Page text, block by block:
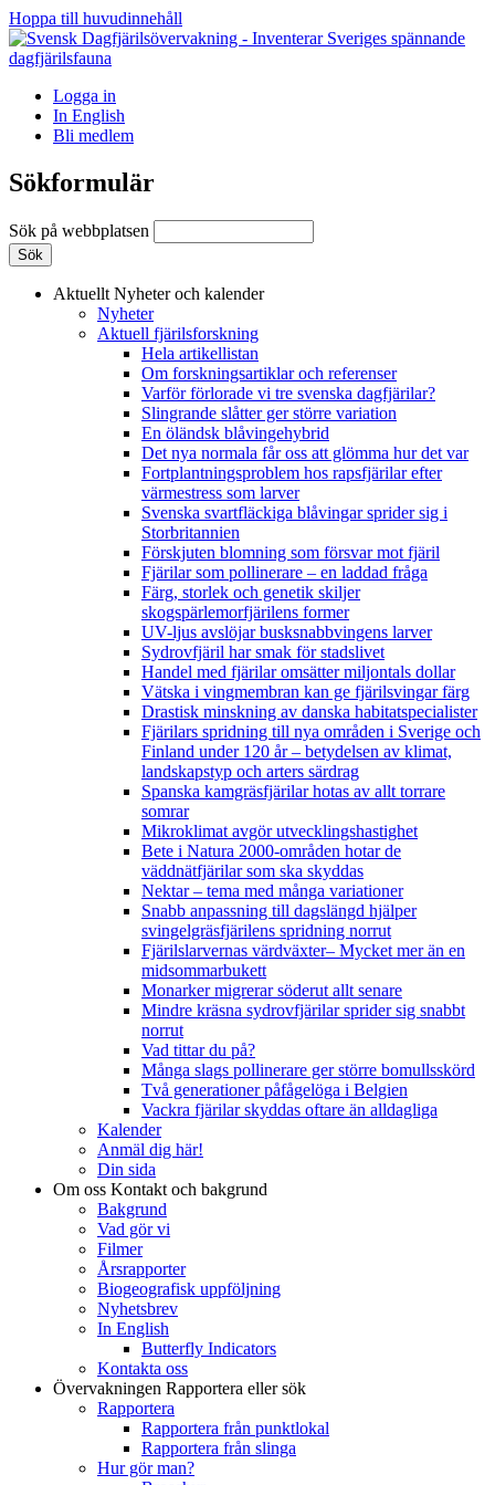
Hoppa till huvudinnehåll
Logga in
In English
Bli medlem
Sökformulär
Sök på webbplatsen
Aktuellt Nyheter och kalender
Nyheter
Aktuell fjärilsforskning
Hela artikellistan
Om forskningsartiklar och referenser
Varför förlorade vi tre svenska dagfjärilar?
Slingrande slåtter ger större variation
En öländsk blåvingehybrid
Det nya normala får oss att glömma hur det var
Fortplantningsproblem hos rapsfjärilar efter
värmestress som larver
Svenska svartfläckiga blåvingar sprider sig i
Storbritannien
Förskjuten blomning som försvar mot fjäril
Fjärilar som pollinerare – en laddad fråga
Färg, storlek och genetik skiljer
skogspärlemorfjärilens former
UV-ljus avslöjar busksnabbvingens larver
Sydrovfjäril har smak för stadslivet
Handel med fjärilar omsätter miljontals dollar
Vätska i vingmembran kan ge fjärilsvingar färg
Drastisk minskning av danska habitatspecialister
Fjärilars spridning till nya områden i Sverige och
Finland under 120 år– betydelsen av klimat,
landskapstyp och arters särdrag
Spanska kamgräsfjärilar hotas av allt torrare
somrar
Mikroklimat avgör utvecklingshastighet
Bete i Natura 2000-områden hotar de
väddnätfjärilar som ska skyddas
Nektar – tema med många variationer
Snabb anpassning till dagslängd hjälper
svingelgräsfjärilens spridning norrut
Fjärilslarvernas värdväxter– Mycket mer än en
midsommarbukett
Monarker migrerar söderut allt senare
Mindre kräsna sydrovfjärilar sprider sig snabbt
norrut
Vad tittar du på?
Många slags pollinerare ger större bomullsskörd
Två generationer påfågelöga i Belgien
Vackra fjärilar skyddas oftare än alldagliga
Kalender
Anmäl dig här!
Din sida
Om oss Kontakt och bakgrund
Bakgrund
Vad gör vi
Filmer
Årsrapporter
Biogeografisk uppföljning
Nyhetsbrev
In English
Butterfly Indicators
Kontakta oss
Övervakningen Rapportera eller sök
Rapportera
Rapportera från punktlokal
Rapportera från slinga
Hur gör man?